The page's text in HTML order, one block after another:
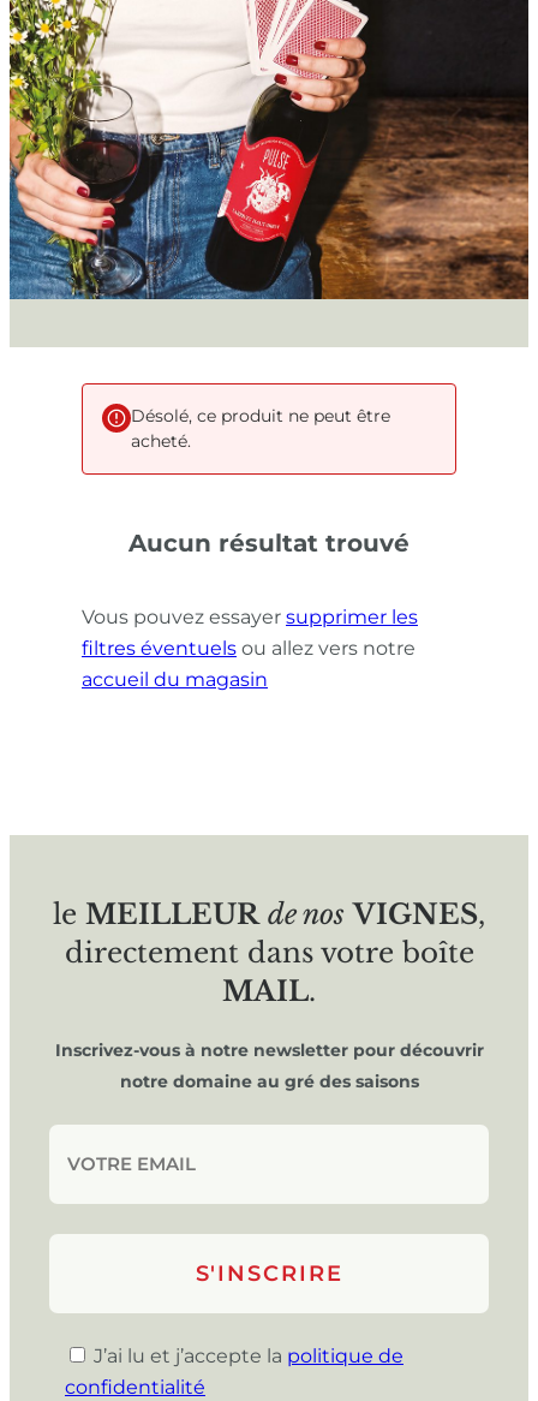
Désolé, ce produit ne peut être
acheté.
Aucun résultat trouvé
Vous pouvez essayer supprimer les
filtres éventuels ou allez vers notre
accueil du magasin
le MEILLEUR de nos VIGNES,
directement dans votre boîte
MAIL.
Inscrivez-vous à notre newsletter pour découvrir
notre domaine au gré des saisons
J’ai lu et j’accepte la politique de
confidentialité